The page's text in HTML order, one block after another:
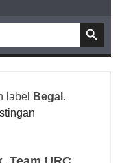
label Begal .